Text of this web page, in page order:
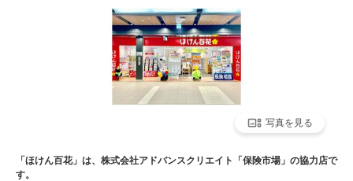
写真を見る
「ほけん百花」は、株式会社アドバンスクリエイト「保険市場」の協力店で
す。